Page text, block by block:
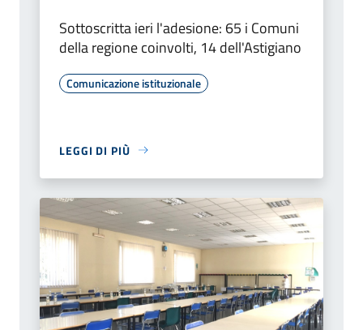
Sottoscritta ieri l'adesione: 65 i Comuni
della regione coinvolti, 14 dell'Astigiano
Comunicazione istituzionale
LEGGI DI PIÙ